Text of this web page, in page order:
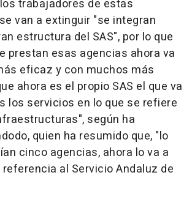
trabajadores de estas
van a extinguir "se integran
estructura del SAS", por lo que
prestan esas agencias ahora va
eficaz y con muchos más
ahora es el propio SAS el que va
los servicios en lo que se refiere
según ha
quien ha resumido que, "lo
cinco agencias, ahora lo va a
referencia al Servicio Andaluz de